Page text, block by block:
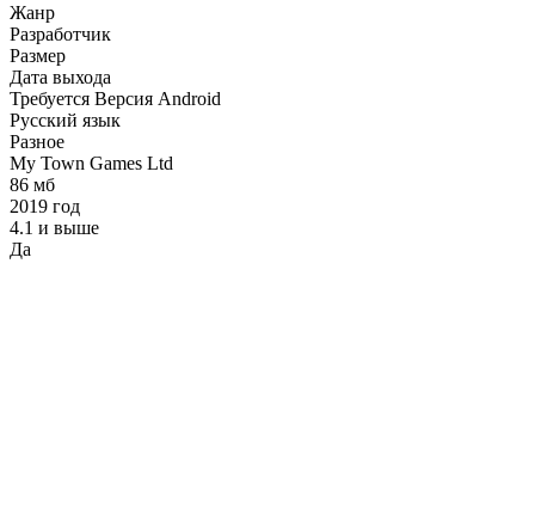
Жанр
Разработчик
Размер
Дата выхода
Требуется Версия Android
Русский язык
Разное
My Town Games Ltd
86 мб
2019 год
4.1 и выше
Да